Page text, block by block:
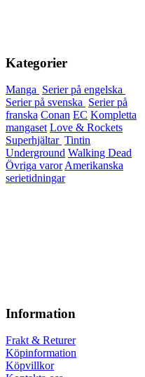
Kategorier
Manga Serier på engelska
Serier på svenska Serier på
franska Conan EC Kompletta
mangaset Love & Rockets
Superhjältar Tintin
Underground Walking Dead
Övriga varorAmerikanska
serietidningar
Information
Frakt & Returer
Köpinformation
Köpvillkor